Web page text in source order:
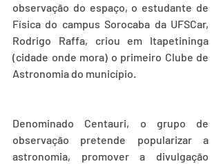
observação do espaço, o estudante de
Física do campus Sorocaba da UFSCar,
Rodrigo Raffa, criou em Itapetininga
(cidade onde mora) o primeiro Clube de
Astronomia do município.
Denominado Centauri, o grupo de
observação pretende popularizar a
astronomia, promover a divulgação